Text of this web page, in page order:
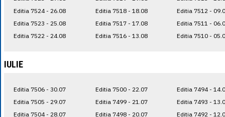
Editia 7524 - 26.08
Editia 7523 - 25.08
Editia 7522 - 24.08
Editia 7518 - 18.08
Editia 7517 - 17.08
Editia 7516 - 13.08
Editia 7512 -
Editia 7511 -
Editia 7510 -
IULIE
Editia 7506 - 30.07
Editia 7505 - 29.07
Editia 7504 - 28.07
Editia 7500 - 22.07
Editia 7499 - 21.07
Editia 7498 - 20.07
Editia 7494 -
Editia 7493 -
Editia 7492 -